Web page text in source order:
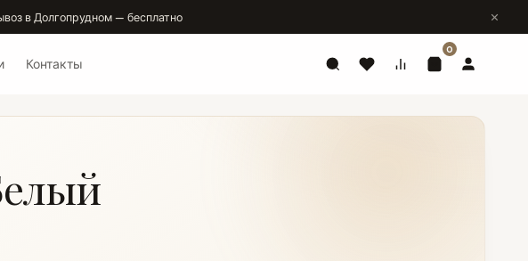
в Долгопрудном — бесплатно
Контакты
0